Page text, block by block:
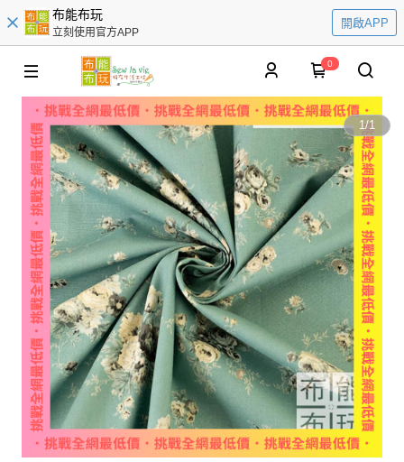
布能布玩
立刻使用官方APP
開啟APP
0
1/1